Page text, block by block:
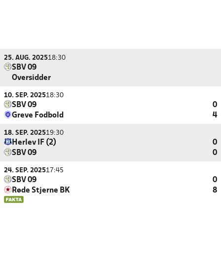
25. AUG. 202518:30
SBV 09
Oversidder
10. SEP. 202518:30
SBV 09
0
Greve Fodbold
4
18. SEP. 202519:30
Herlev IF (2)
0
SBV 09
0
24. SEP. 202517:45
SBV 09
0
Røde Stjerne BK
8